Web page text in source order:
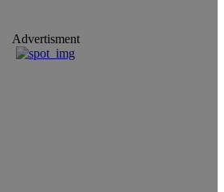
Advertisment